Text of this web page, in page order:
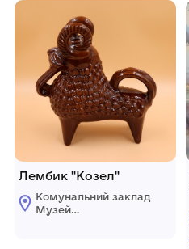
Лембик "Козел"
Комунальний заклад
Музей